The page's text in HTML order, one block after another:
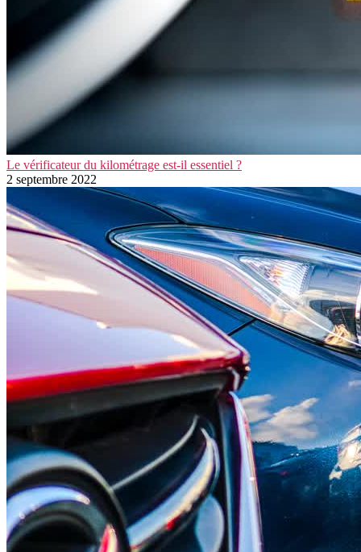
Le vérificateur du kilométrage est-il essentiel ?
2 septembre 2022